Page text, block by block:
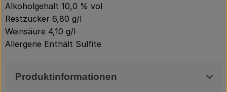
Alkoholgehalt 10,0 % vol
Restzucker 6,80 g/l
Weinsäure 4,10 g/l
Allergene Enthält Sulfite
Produktinformationen